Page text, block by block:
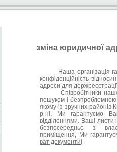
зміна юридичної
Наша організація
конфіденційність
адреси для
Співробітники
пошуком і
якому із зручних районів
р-ні. Ми гарантуємо
відділеннями. Ваші листи
безпосередньо з
приміщення, Ми
ват документи!